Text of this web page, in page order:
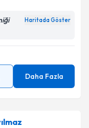
Haritada Göster
Daha Fazla